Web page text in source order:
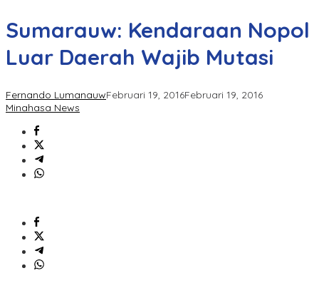
Sumarauw: Kendaraan Nopol
Luar Daerah Wajib Mutasi
Fernando LumanauwFebruari 19, 2016Februari 19, 2016
Minahasa News